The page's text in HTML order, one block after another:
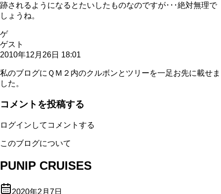
跡されるようになるとたいしたものなのですが･･･絶対無理で
しょうね。
ゲ
ゲスト
2010年12月26日 18:01
私のブログにＱＭ２内のクルボンとツリーを一足お先に載せま
した。
コメントを投稿する
ログインしてコメントする
このブログについて
PUNIP CRUISES
2020年2月7日